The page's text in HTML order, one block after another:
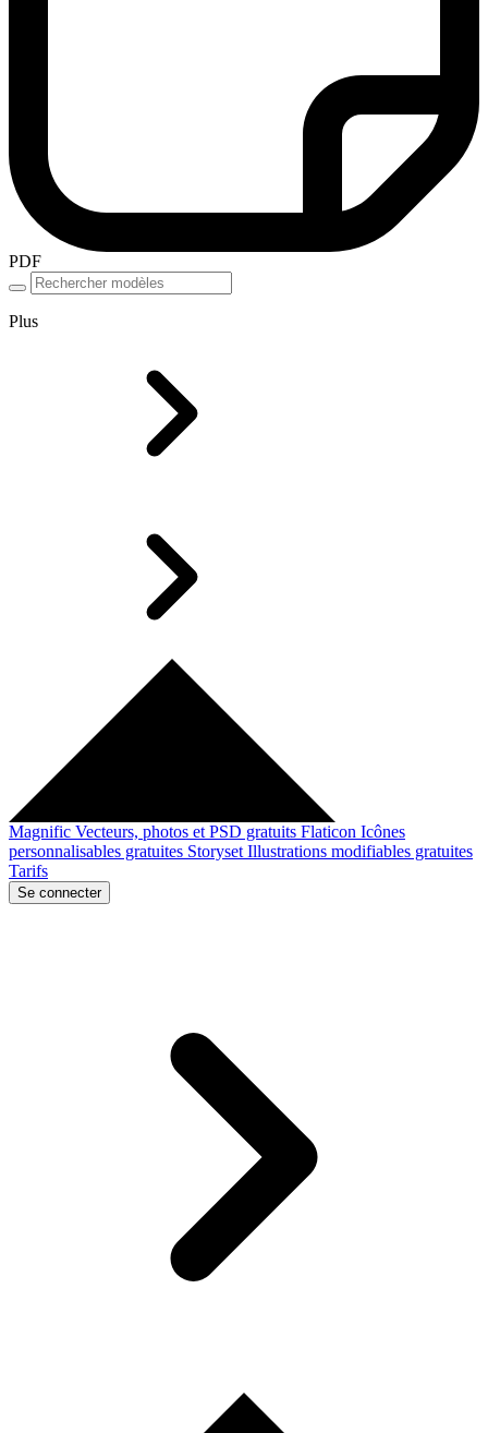
PDF
Plus
Magnific Vecteurs, photos et PSD gratuits Flaticon Icônes
personnalisables gratuites Storyset Illustrations modifiables gratuites
Tarifs
Se connecter